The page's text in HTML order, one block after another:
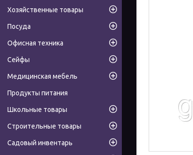
Хозяйственные товары
Посуда
Офисная техника
Сейфы
Медицинская мебель
Продукты питания
Школьные товары
Строительные товары
Садовый инвентарь